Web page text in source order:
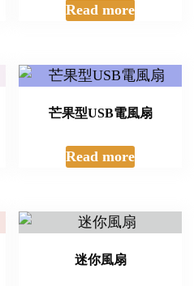
Read more
芒果型USB電風扇
Read more
迷你風扇